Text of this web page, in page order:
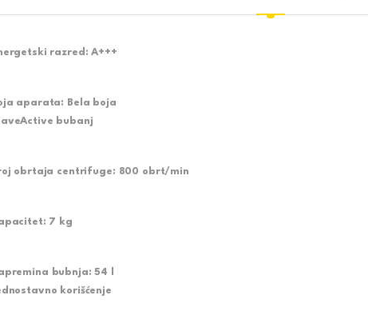
razred:A+++
aparata:
Bela boja
bubanj
obrtaja centrifuge: 800 obrt/min
7 kg
bubnja:54 l
korišćenje